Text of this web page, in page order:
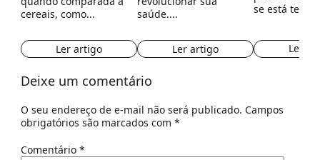
cereais, como...
Ler artigo
saúde....
Ler artigo
se está
Ler
Deixe um comentário
O seu endereço de e-mail não será publicado. Campos
obrigatórios são marcados com *
Comentário *